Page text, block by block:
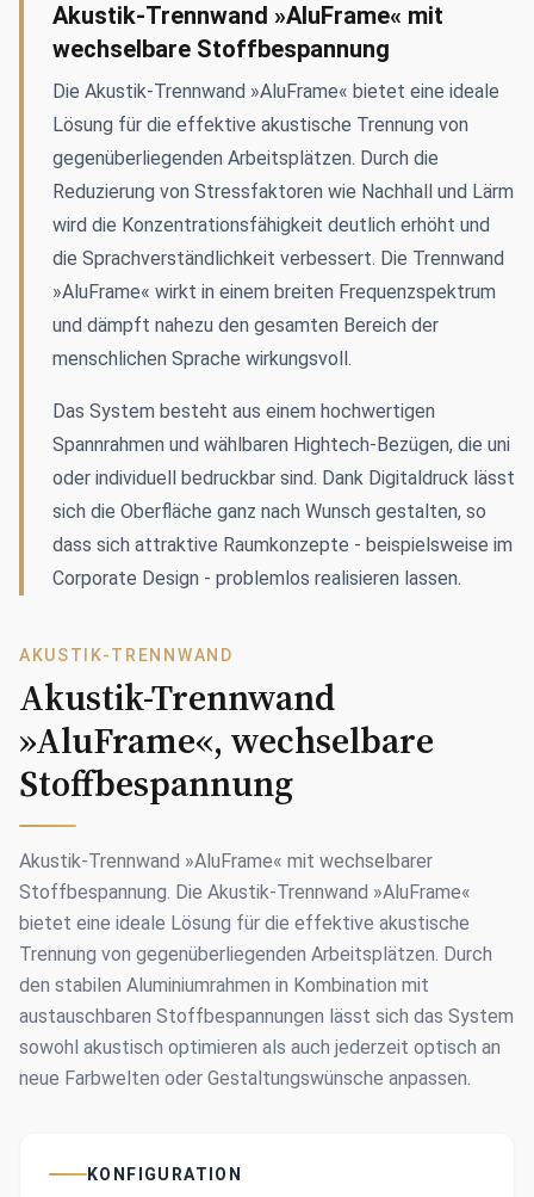
Akustik-Trennwand »AluFrame« mit
wechselbare Stoffbespannung
Die Akustik-Trennwand »AluFrame« bietet eine ideale
Lösung für die effektive akustische Trennung von
gegenüberliegenden Arbeitsplätzen. Durch die
Reduzierung von Stressfaktoren wie Nachhall und Lärm
wird die Konzentrationsfähigkeit deutlich erhöht und
die Sprachverständlichkeit verbessert. Die Trennwand
»AluFrame« wirkt in einem breiten Frequenzspektrum
und dämpft nahezu den gesamten Bereich der
menschlichen Sprache wirkungsvoll.
Das System besteht aus einem hochwertigen
Spannrahmen und wählbaren Hightech-Bezügen, die uni
oder individuell bedruckbar sind. Dank Digitaldruck lässt
sich die Oberfläche ganz nach Wunsch gestalten, so
dass sich attraktive Raumkonzepte - beispielsweise im
Corporate Design - problemlos realisieren lassen.
AKUSTIK-TRENNWAND
Akustik-Trennwand
»AluFrame«, wechselbare
Stoffbespannung
Akustik-Trennwand »AluFrame« mit wechselbarer
Stoffbespannung. Die Akustik-Trennwand »AluFrame«
bietet eine ideale Lösung für die effektive akustische
Trennung von gegenüberliegenden Arbeitsplätzen. Durch
den stabilen Aluminiumrahmen in Kombination mit
austauschbaren Stoffbespannungen lässt sich das System
sowohl akustisch optimieren als auch jederzeit optisch an
neue Farbwelten oder Gestaltungswünsche anpassen.
KONFIGURATION